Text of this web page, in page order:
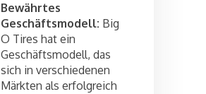
Bewährtes
Geschäftsmodell: Big
O Tires hat ein
Geschäftsmodell, das
sich in verschiedenen
Märkten als erfolgreich